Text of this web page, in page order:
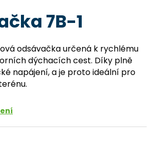
7B-1
odsávačka určená k rychlému
dýchacích cest. Díky plně
napájení, a je proto ideální pro